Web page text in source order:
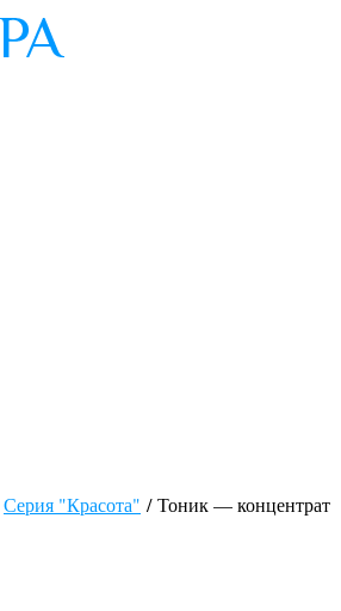
Серия "Красота" / Тоник — концентрат